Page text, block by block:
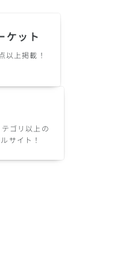
ケット
以上掲載！
ゴリ以上の
サイト！